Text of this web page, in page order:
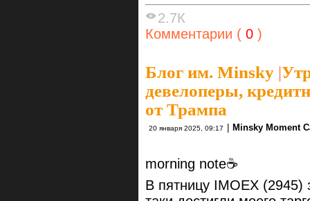
2.7К
Комментарии ( 0 )
Блог им. Minsky |
девелоперы,
от Трампа
20 января 2025, 09:17 Minsky Moment
morning note☕️
В пятницу IMOEX